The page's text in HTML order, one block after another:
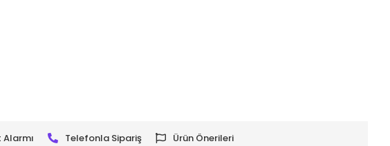
Alarmı Telefonla Sipariş Ürün Önerileri